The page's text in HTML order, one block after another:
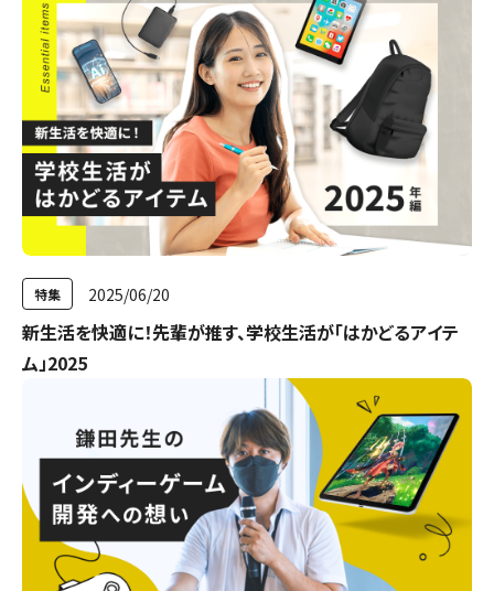
特集 2025/06/20
新生活を快適に！先輩が推す、学校生活が「はかどるアイテ
ム」2025